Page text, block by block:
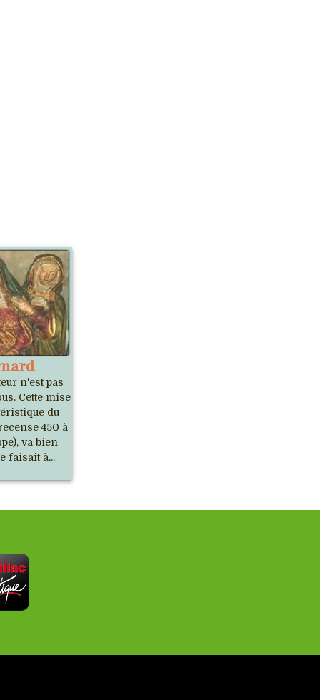
n'est pas
Cette mise
du
450 à
va bien
faisait à...